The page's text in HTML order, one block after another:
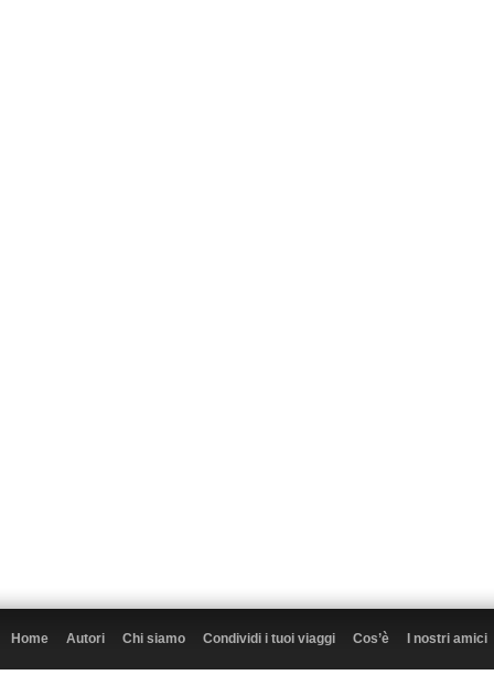
Home Autori Chi siamo Condividi i tuoi viaggi Cos’è I nostri amici